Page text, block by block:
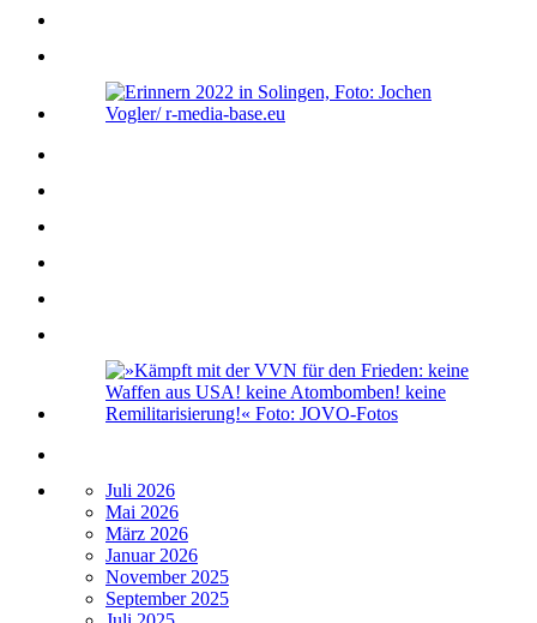
Juli 2026
Mai 2026
März 2026
Januar 2026
November 2025
September 2025